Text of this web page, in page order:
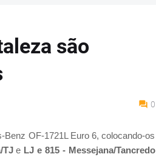
são
0
OF-1721L Euro 6, colocando-os
TJe LJ e 815 - Messejana/Tancredo